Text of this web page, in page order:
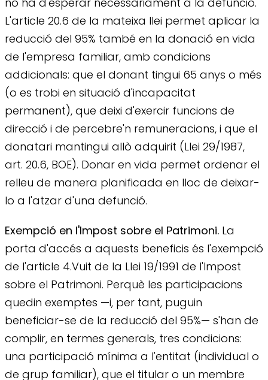
L'article 20.6 de la mateixa llei permet aplicar la
reducció del 95% també en la donació en vida
de l'empresa familiar, amb condicions
addicionals: que el donant tingui 65 anys o més
(o es trobi en situació d'incapacitat
permanent), que deixi d'exercir funcions de
direcció i de percebre'n remuneracions, i que el
donatari mantingui allò adquirit (Llei 29/1987,
art. 20.6, BOE). Donar en vida permet ordenar el
relleu de manera planificada en lloc de deixar-
lo a l'atzar d'una defunció.
Exempció en l'Impost sobre el Patrimoni. La
porta d'accés a aquests beneficis és l'exempció
de l'article 4.Vuit de la Llei 19/1991 de l'Impost
sobre el Patrimoni. Perquè les participacions
quedin exemptes —i, per tant, puguin
beneficiar-se de la reducció del 95%— s'han de
complir, en termes generals, tres condicions:
una participació mínima a l'entitat (individual o
de grup familiar), que el titular o un membre